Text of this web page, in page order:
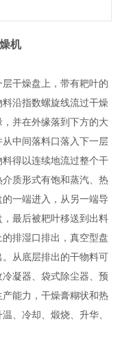
机
干燥盘上，带有耙叶的
沿指数螺旋线流过干燥
并在外缘落到下方的大
中间落料口落入下一层
得以连续地流过整个干
质形式有饱和蒸汽、热
一端进入，从另一端导
最后被耙叶移送到出料
排湿口排出，真空型盘
从底层排出的干物料可
凝器、袋式除尘器、预
能力，干燥膏糊状和热
、冷却、煅烧、升华、